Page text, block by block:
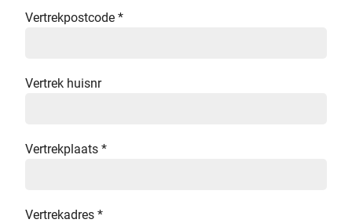
Vertrekpostcode *
Vertrek huisnr
Vertrekplaats *
Vertrekadres *